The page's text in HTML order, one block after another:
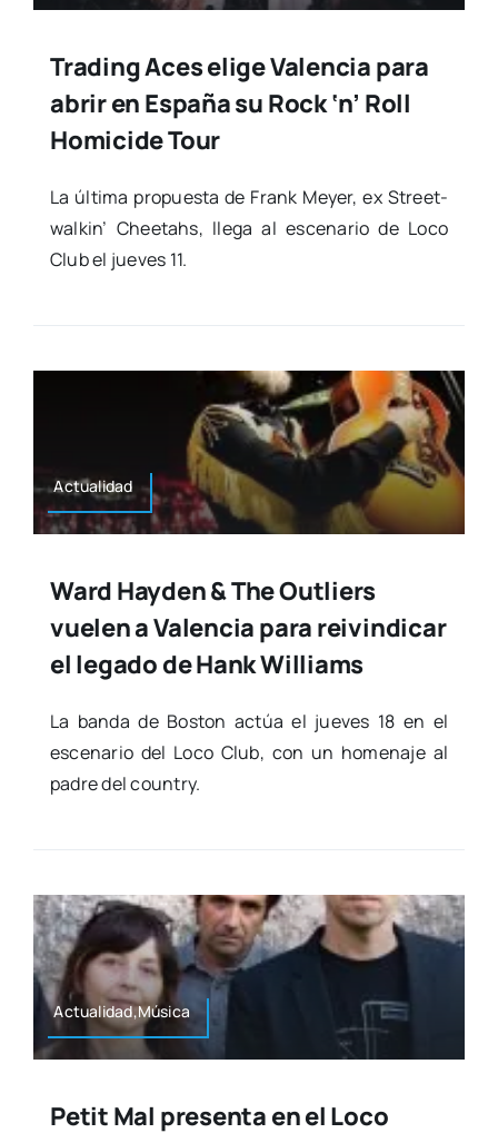
Trading Aces elige Valencia para
abrir en España su Rock ‘n’ Roll
Homicide Tour
La últi­ma pro­pues­ta de Frank Meyer, ex Street­
wal­kin’ Chee­tahs, lle­ga al esce­na­rio de Loco
Club el jue­ves 11.
Actua­li­dad
Ward Hayden & The Outliers
vuelen a Valencia para reivindicar
el legado de Hank Williams
La ban­da de Bos­ton actúa el jue­ves 18 en el
esce­na­rio del Loco Club, con un home­na­je al
padre del country.
Actualidad,Música
Petit Mal presenta en el Loco